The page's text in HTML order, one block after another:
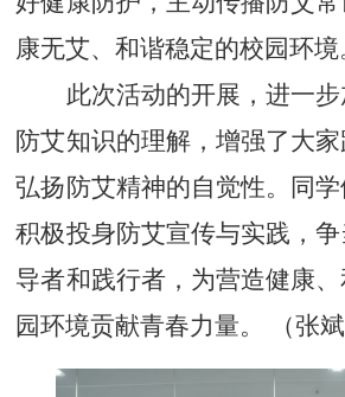
康无艾、和谐稳定的校园环境
此次活动的开展，进一
防艾知识的理解，增强了大家
弘扬防艾精神的自觉性。同
积极投身防艾宣传与实践，
导者和践行者，为营造健康
园环境贡献青春力量。
（张斌